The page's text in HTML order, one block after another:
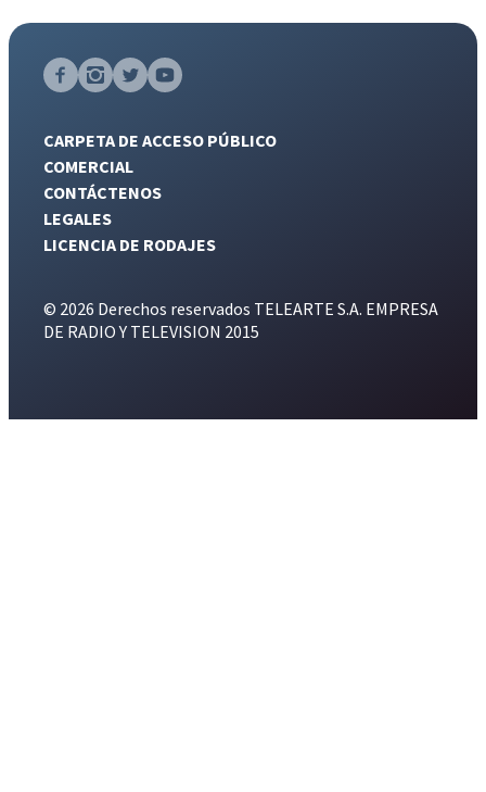
CARPETA DE ACCESO PÚBLICO
COMERCIAL
CONTÁCTENOS
LEGALES
LICENCIA DE RODAJES
© 2026 Derechos reservados TELEARTE S.A. EMPRESA
DE RADIO Y TELEVISION 2015